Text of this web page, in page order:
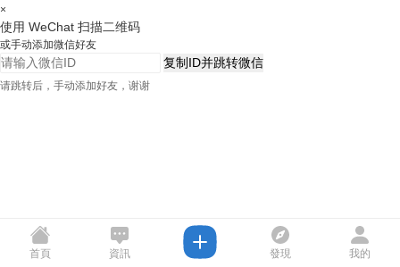
×
使用 WeChat 扫描二维码
或手动添加微信好友
复制ID并跳转微信
请跳转后，手动添加好友，谢谢
首頁 資訊 發現 我的